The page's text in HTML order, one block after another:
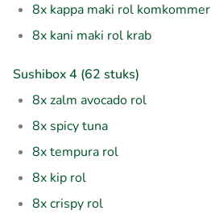
8x kappa maki rol komkommer
8x kani maki rol krab
Sushibox 4 (62 stuks)
8x zalm avocado rol
8x spicy tuna
8x tempura rol
8x kip rol
8x crispy rol